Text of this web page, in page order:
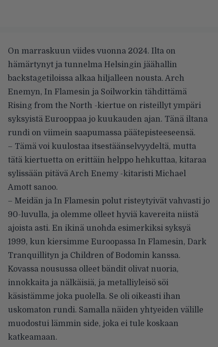
On marraskuun viides vuonna 2024. Ilta on
hämärtynyt ja tunnelma Helsingin jäähallin
backstagetiloissa alkaa hiljalleen nousta. Arch
Enemyn, In Flamesin ja Soilworkin tähdittämä
Rising from the North -kiertue on risteillyt ympäri
syksyistä Eurooppaa jo kuukauden ajan. Tänä iltana
rundi on viimein saapumassa päätepisteeseensä.
– Tämä voi kuulostaa itsestäänselvyydeltä, mutta
tätä kiertuetta on erittäin helppo hehkuttaa, kitaraa
sylissään pitävä Arch Enemy -kitaristi Michael
Amott sanoo.
– Meidän ja In Flamesin polut risteytyivät vahvasti jo
90-luvulla, ja olemme olleet hyviä kavereita niistä
ajoista asti. En ikinä unohda esimerkiksi syksyä
1999, kun kiersimme Euroopassa In Flamesin, Dark
Tranquillityn ja Children of Bodomin kanssa.
Kovassa nousussa olleet bändit olivat nuoria,
innokkaita ja nälkäisiä, ja metalliyleisö söi
käsistämme joka puolella. Se oli oikeasti ihan
uskomaton rundi. Samalla näiden yhtyeiden välille
muodostui lämmin side, joka ei tule koskaan
katkeamaan.